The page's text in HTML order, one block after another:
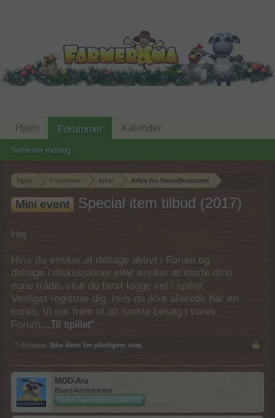
Hjem Forummer Arkiv Arkiv for Hovedkvarteret
Mini event Special item tilbud (2017)
Hej
Hvis du ønsker at deltage aktivt i Forum og
deltage i diskussioner eller ønsker at starte dine
egne tråde, skal du først logge ind i spillet.
Venligst registrer dig, hvis du ikke allerede har en
konto. Vi ser frem til dit næste besøg i vores
Forum. „Til spillet“
Trådstatus: Ikke åben for yderligere svar.
MOD-Ara
Board Administrator
Team Farmerama DA & NO
Hjem Forummer
Seneste indlæg
Kalender